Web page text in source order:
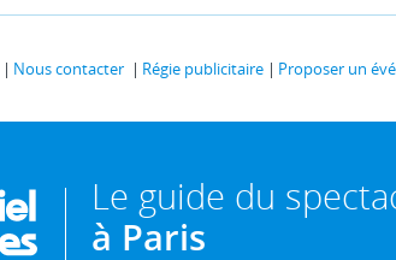
Nous contacter Régie publicitaire Proposer un
Le guide du
à Paris